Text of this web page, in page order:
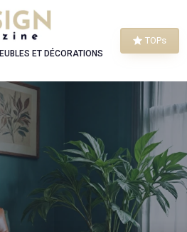
ET DÉCORATIONS
TOPs